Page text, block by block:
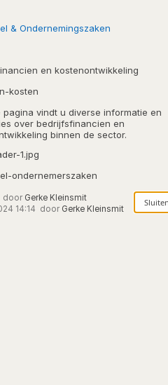
& Ondernemingszaken
en kostenontwikkeling
kosten
pagina vindt u diverse informatie en
over bedrijfsfinancien en
binnen de sector.
1.jpg
ondernemerszaken
door Gerke Kleinsmit
14:14 door Gerke Kleinsmit